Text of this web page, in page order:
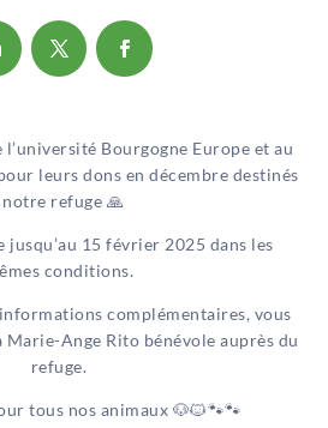
Bourgogne Europe et au
leurs dons en décembre destinés
notre refuge 🙏
jusqu’au 15 février 2025 dans les
conditions.
complémentaires, vous
Marie-Ange Rito bénévole auprès du
refuge.
tous nos animaux 🐶🐱🐾🐾